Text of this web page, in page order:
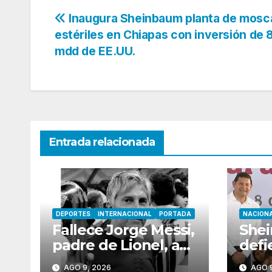
Navegación
de
Inaugura Sheinbaum planta de
estériles en Chiapas con inversión de
mdd de EE.UU.
Entrada relacionada
DEPORTES INTERNACIONAL PORTADA
Fallece Jorge Messi,
padre de Lionel, a
los 68 años en
AGO 9, 2026 AGO